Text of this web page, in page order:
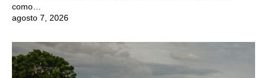
como…
agosto 7, 2026